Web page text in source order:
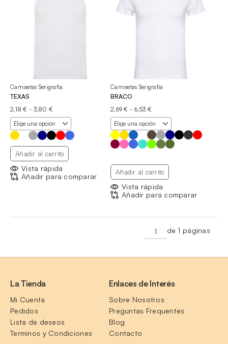
Camisetas Serigrafía
TEXAS
2,18€ - 3,80 €
de
precios:
desde
2,18 €
hasta
3,80 €
Añadir al carrito
Vista rápida
Añadir para comparar
Camisetas Serigrafía
BRACO
2,69€ - 6,53 €
de
precios:
desde
2,69 €
hasta
Añadir al carrito
Vista rápida
Añadir para comparar
de 1 páginas
La Tienda
Mi Cuenta
Pedidos
Lista de deseos
Terminos y Condiciones
Enlaces de Interés
Sobre Nosotros
Preguntas Frequentes
Blog
Contacto